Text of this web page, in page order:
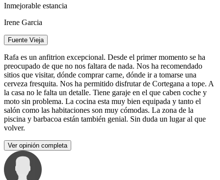
Inmejorable estancia
Irene Garcia
Fuente Vieja
Rafa es un anfitrion excepcional. Desde el primer momento se ha
preocupado de que no nos faltara de nada. Nos ha recomendado
sitios que visitar, dónde comprar carne, dónde ir a tomarse una
cerveza fresquita. Nos ha permitido disfrutar de Cortegana a tope. A
la casa no le falta un detalle. Tiene garaje en el que caben coche y
moto sin problema. La cocina esta muy bien equipada y tanto el
salón como las habitaciones son muy cómodas. La zona de la
piscina y barbacoa están también genial. Sin duda un lugar al que
volver.
Ver opinión completa